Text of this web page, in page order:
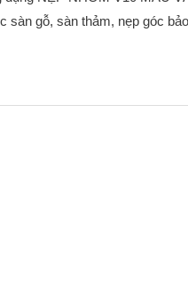
sàn gỗ, sàn thảm, nẹp góc